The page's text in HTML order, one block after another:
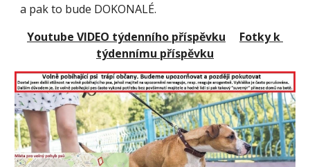
a pak to bude DOKONALÉ.
Youtube VIDEO týdenního příspěvku
Fotky k
týdennímu příspěvku